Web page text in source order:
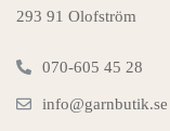
293 91 Olofström
070-605 45 28
info@garnbutik.se